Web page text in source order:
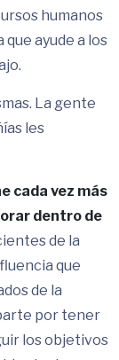
humanos
ayude a los
La gente
les
cada vez más
dentro de
de la
que
de la
por tener
los objetivos